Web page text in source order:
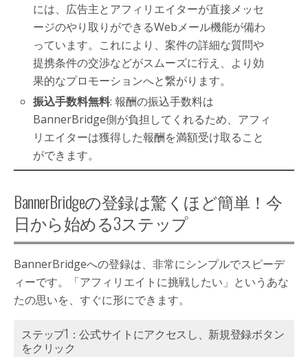
には、広告主とアフィリエイターが直接メッセ
ージのやり取りができるWebメール機能が備わ
っています。これにより、案件の詳細な質問や
提携条件の交渉などがスムーズに行え、より効
果的なプロモーションへと繋がります。
振込手数料無料: 報酬の振込手数料は
BannerBridge側が負担してくれるため、アフィ
リエイターは獲得した報酬を満額受け取ること
ができます。
BannerBridgeの登録は驚くほど簡単！今
日から始める3ステップ
BannerBridgeへの登録は、非常にシンプルでスピーデ
ィーです。「アフィリエイトに挑戦したい」というあな
たの思いを、すぐに形にできます。
ステップ1：公式サイトにアクセスし、新規登録ボタン
をクリック